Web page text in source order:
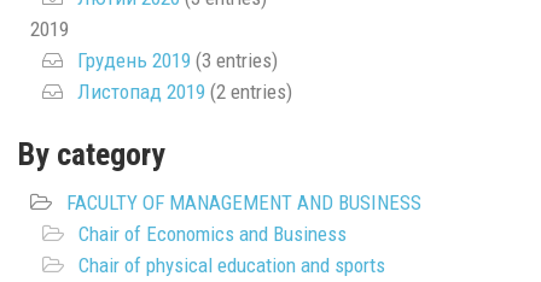
2019
Грудень 2019 (3 entries)
Листопад 2019 (2 entries)
By category
FACULTY OF MANAGEMENT AND BUSINESS
Chair of Economics and Business
Chair of physical education and sports